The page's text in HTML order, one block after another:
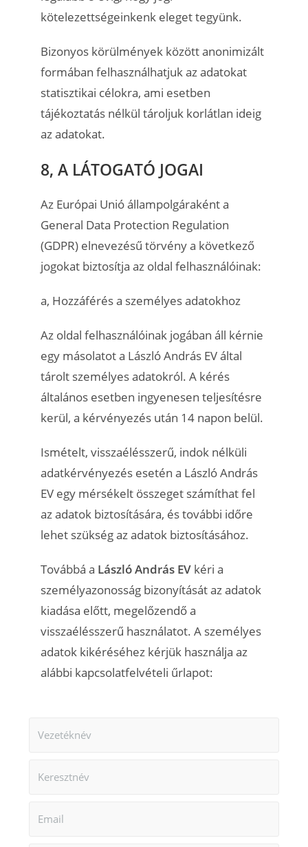
kötelezettségeinkenk eleget tegyünk.
Bizonyos körülmények között anonimizált
formában felhasználhatjuk az adatokat
statisztikai célokra, ami esetben
tájékoztatás nélkül tároljuk korlátlan ideig
az adatokat.
8, A LÁTOGATÓ JOGAI
Az Európai Unió állampolgáraként a
General Data Protection Regulation
(GDPR) elnevezésű törvény a következő
jogokat biztosítja az oldal felhasználóinak:
a, Hozzáférés a személyes adatokhoz
Az oldal felhasználóinak jogában áll kérnie
egy másolatot a László András EV által
tárolt személyes adatokról. A kérés
általános esetben ingyenesen teljesítésre
kerül, a kérvényezés után 14 napon belül.
Ismételt, visszaélésszerű, indok nélküli
adatkérvényezés esetén a László András
EV egy mérsékelt összeget számíthat fel
az adatok biztosítására, és további időre
lehet szükség az adatok biztosításához.
Továbbá a László András EV kéri a
személyazonosság bizonyítását az adatok
kiadása előtt, megelőzendő a
visszaélésszerű használatot. A személyes
adatok kikéréséhez kérjük használja az
alábbi kapcsolatfelvételi űrlapot: